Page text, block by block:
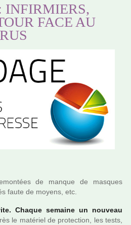
INFIRMIERS,
FACE AU
de manque de mas­ques
faute de moyens, etc.
Chaque semaine un nou­veau
le maté­riel de pro­tec­tion, les tests,